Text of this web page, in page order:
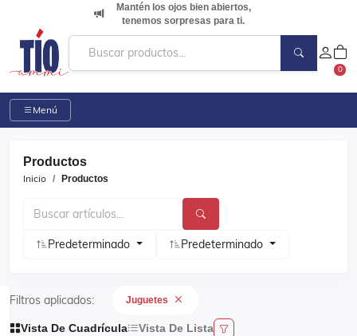
Mantén los ojos bien abiertos,
tenemos sorpresas para ti.
0
Menú
Productos
Inicio Productos
Predeterminado Predeterminado
Filtros aplicados: Juguetes
Vista De Cuadrícula Vista De Lista